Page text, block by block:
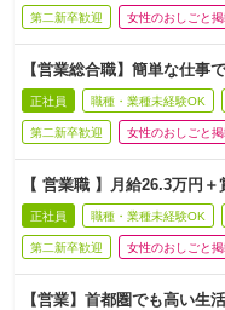
第二新卒歓迎 女性のおしごと掲
【営業総合職】簡単な仕事
正社員 職種・業種未経験OK
第二新卒歓迎 女性のおしごと掲
【 営業職 】月給26.3万円
正社員 職種・業種未経験OK
第二新卒歓迎 女性のおしごと掲
【営業】首都圏でも高い生